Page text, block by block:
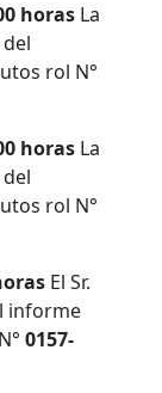
horas La
rol N°
horas La
rol N°
El Sr.
informe
0157-